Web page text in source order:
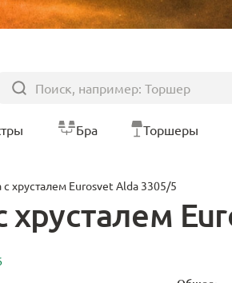
Бра Торшеры
хрусталем Eurosvet Alda 3305/5
хрусталем